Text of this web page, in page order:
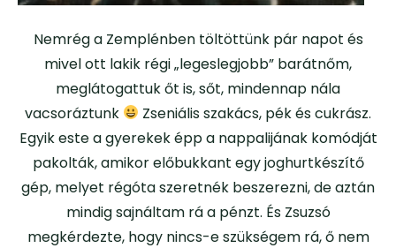
Nemrég a Zemplénben töltöttünk pár napot és
mivel ott lakik régi „legeslegjobb” barátnőm,
meglátogattuk őt is, sőt, mindennap nála
vacsoráztunk
Zseniális szakács, pék és cukrász.
Egyik este a gyerekek épp a nappalijának komódját
pakolták, amikor előbukkant egy joghurtkészítő
gép, melyet régóta szeretnék beszerezni, de aztán
mindig sajnáltam rá a pénzt. És Zsuzsó
megkérdezte, hogy nincs-e szükségem rá, ő nem